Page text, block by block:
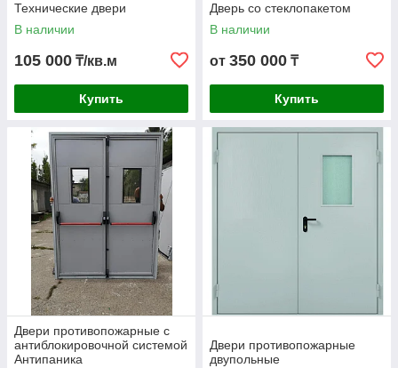
Технические двери
В наличии
105 000 ₸/кв.м
Купить
Дверь со стеклопакетом
В наличии
от 350 000 ₸
Купить
Двери противопожарные с
антиблокировочной системой
Антипаника
Двери противопожарные
двупольные